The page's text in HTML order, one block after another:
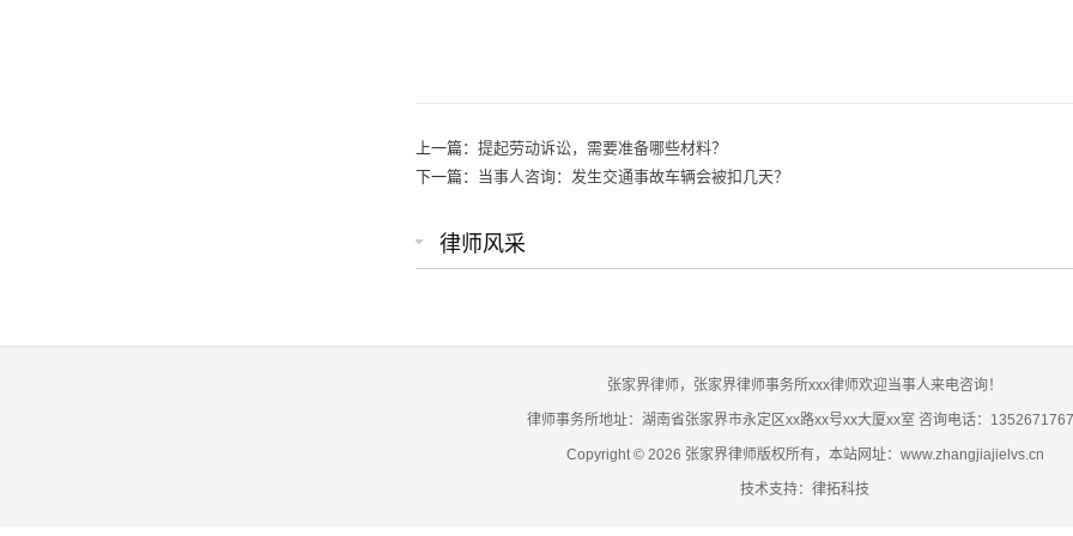
上一篇： 提起劳动诉讼，需要准备哪些材料？
下一篇： 当事人咨询：发生交通事故车辆会被扣几天？
律师风采
张家界律师，张家界律师事务所xxx律师欢迎当事人来电咨询！
律师事务所地址：湖南省张家界市永定区xx路xx号xx大厦xx室 咨询电话：
Copyright © 2026 张家界律师版权所有，本站网址：www.zhangjiajielvs.cn
技术支持：律拓科技